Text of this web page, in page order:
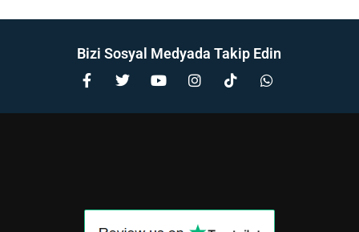
Bizi Sosyal Medyada Takip Edin